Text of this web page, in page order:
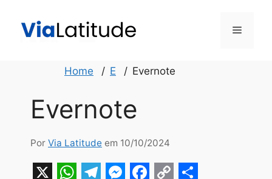
Menu
Home E Evernote
Evernote
Por Via Latitude em 10/10/2024